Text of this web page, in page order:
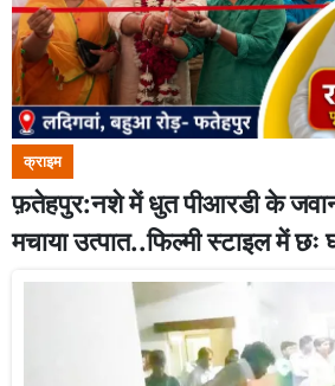
क्राइम
फ़तेहपुर:नशे में धुत पीआरडी के
मचाया उत्पात..फिल्मी स्टाइल में छः